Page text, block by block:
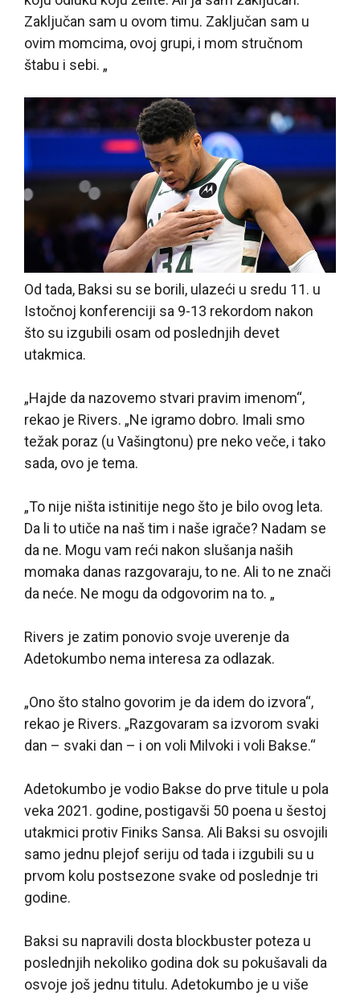
Zaključan sam u ovom timu. Zaključan sam u
ovim momcima, ovoj grupi, i mom stručnom
štabu i sebi. „
Od tada, Baksi su se borili, ulazeći u sredu 11. u
Istočnoj konferenciji sa 9-13 rekordom nakon
što su izgubili osam od poslednjih devet
utakmica.
„Hajde da nazovemo stvari pravim imenom“,
rekao je Rivers. „Ne igramo dobro. Imali smo
težak poraz (u Vašingtonu) pre neko veče, i tako
sada, ovo je tema.
„To nije ništa istinitije nego što je bilo ovog leta.
Da li to utiče na naš tim i naše igrače? Nadam se
da ne. Mogu vam reći nakon slušanja naših
momaka danas razgovaraju, to ne. Ali to ne znači
da neće. Ne mogu da odgovorim na to. „
Rivers je zatim ponovio svoje uverenje da
Adetokumbo nema interesa za odlazak.
„Ono što stalno govorim je da idem do izvora“,
rekao je Rivers. „Razgovaram sa izvorom svaki
dan – svaki dan – i on voli Milvoki i voli Bakse.“
Adetokumbo je vodio Bakse do prve titule u pola
veka 2021. godine, postigavši 50 poena u šestoj
utakmici protiv Finiks Sansa. Ali Baksi su osvojili
samo jednu plejof seriju od tada i izgubili su u
prvom kolu postsezone svake od poslednje tri
godine.
Baksi su napravili dosta blockbuster poteza u
poslednjih nekoliko godina dok su pokušavali da
osvoje još jednu titulu. Adetokumbo je u više